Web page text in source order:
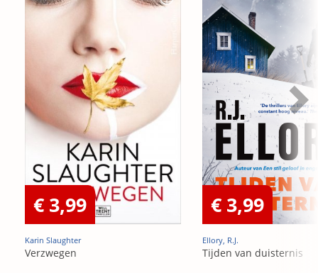
€ 3,99
Karin Slaughter
Verzwegen
€ 3,99
Ellory, R.J.
Tijden van duisternis